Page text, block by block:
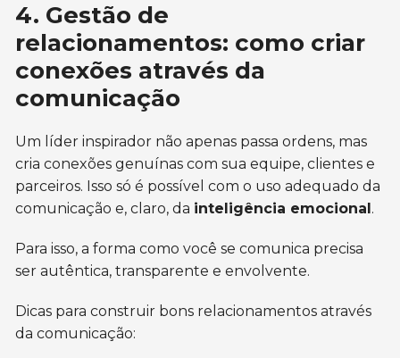
4. Gestão de
relacionamentos: como criar
conexões através da
comunicação
Um líder inspirador não apenas passa ordens, mas
cria conexões genuínas com sua equipe, clientes e
parceiros. Isso só é possível com o uso adequado da
comunicação e, claro, da inteligência emocional .
Para isso, a forma como você se comunica precisa
ser autêntica, transparente e envolvente.
Dicas para construir bons relacionamentos através
da comunicação: